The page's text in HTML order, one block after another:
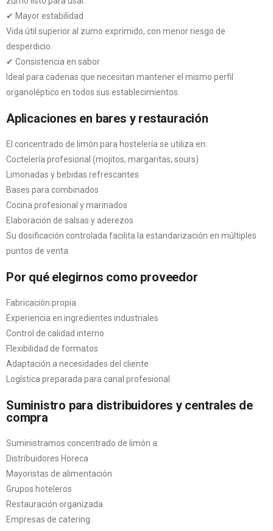
✔ Mayor estabilidad
Vida útil superior al zumo exprimido, con menor riesgo de
desperdicio.
✔ Consistencia en sabor
Ideal para cadenas que necesitan mantener el mismo perfil
organoléptico en todos sus establecimientos.
Aplicaciones en bares y restauración
El concentrado de limón para hostelería se utiliza en:
Coctelería profesional (mojitos, margaritas, sours)
Limonadas y bebidas refrescantes
Bases para combinados
Cocina profesional y marinados
Elaboración de salsas y aderezos
Su dosificación controlada facilita la estandarización en múltiples
puntos de venta.
Por qué elegirnos como proveedor
Fabricación propia
Experiencia en ingredientes industriales
Control de calidad interno
Flexibilidad de formatos
Adaptación a necesidades del cliente
Logística preparada para canal profesional
Suministro para distribuidores y centrales de
compra
Suministramos concentrado de limón a:
Distribuidores Horeca
Mayoristas de alimentación
Grupos hoteleros
Restauración organizada
Empresas de catering